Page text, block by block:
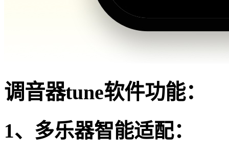
调音器tune软件功能：
1、多乐器智能适配：